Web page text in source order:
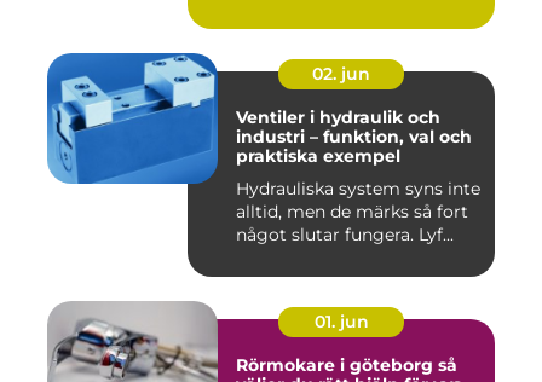
02. jun
Ventiler i hydraulik och
industri – funktion, val och
praktiska exempel
Hydrauliska system syns inte
alltid, men de märks så fort
något slutar fungera. Lyf...
01. jun
Rörmokare i göteborg så